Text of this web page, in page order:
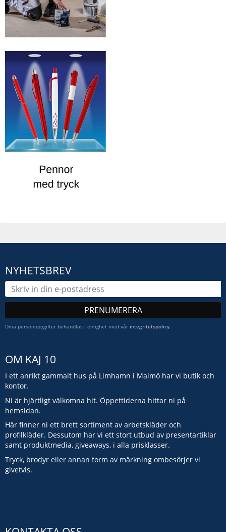
NYHETSBREV
PRENUMERERA
Dina personuppgifter behandlas i enlighet med vår integritetspolicy.
OM KAJ 10
I ett anrikt gammalt hus på Limhamn i Malmö har vi butik och
kontor.
Ni är hjärtligt välkomna hit. Öppettiderna hittar ni på
hemsidan.
Här finner ni ett brett sortiment av arbetskläder och
profilkläder. Dessutom har vi ett stort utbud av presentartiklar
samt produktmedia, giveaways, i alla prisklasser.
Tryck, brodyr eller annan form av märkning ombesörjer vi
givetvis.